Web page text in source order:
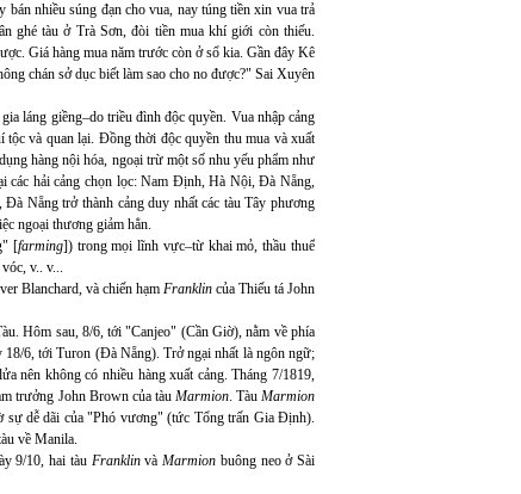
nhiều súng đạn cho vua, nay túng tiền xin vua trả
ghé tàu ở Trà Sơn, đòi tiền mua khí giới còn thiếu.
Giá hàng mua năm trước còn ở sổ kia. Gần đây Kê
chán sở dục biết làm sao cho no được?" Sai Xuyên
láng giềng–do triều đình độc quyền. Vua nhập cảng
và quan lại. Đồng thời độc quyền thu mua và xuất
hàng nội hóa, ngoại trừ một số nhu yếu phẩm như
các hải cảng chọn lọc: Nam Định, Hà Nội, Đà Nẵng,
Nẵng trở thành cảng duy nhất các tàu Tây phương
ngoại thương giảm hẳn.
[farming]) trong mọi lĩnh vực–từ khai mỏ, thầu thuế
v.. v...
Blanchard, và chiến hạm Franklin của Thiếu tá John
Hôm sau, 8/6, tới "Canjeo" (Cần Giờ), nằm về phía
6, tới Turon (Đà Nẵng). Trở ngại nhất là ngôn ngữ;
nên không có nhiều hàng xuất cảng. Tháng 7/1819,
trưởng John Brown của tàu Marmion. TàuMarmion
sự dễ dãi của "Phó vương" (tức Tổng trấn Gia Định).
về Manila.
9/10, hai tàu FranklinvàMarmion buông neo ở Sài